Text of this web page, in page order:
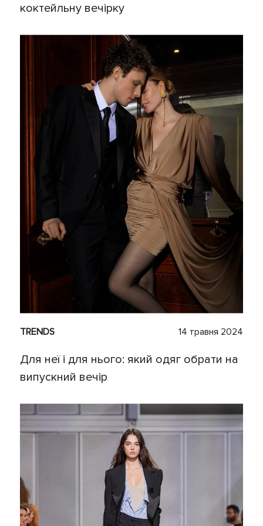
коктейльну вечірку
TRENDS 14 травня 2024
Для неї і для нього: який одяг обрати на
випускний вечір